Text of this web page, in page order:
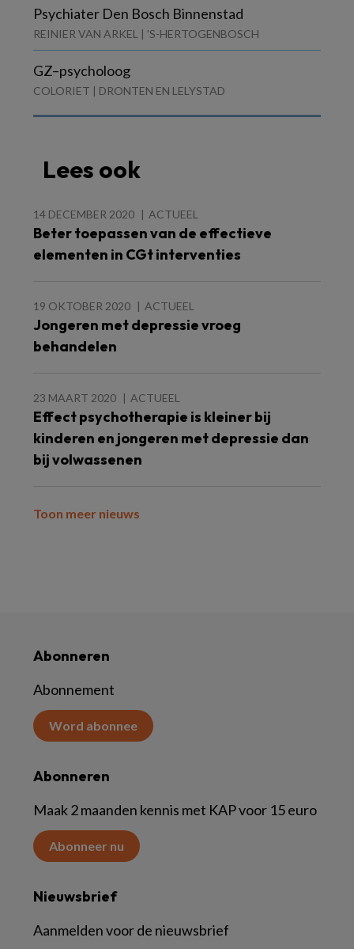
Psychiater Den Bosch Binnenstad
REINIER VAN ARKEL | 'S-HERTOGENBOSCH
GZ–psycholoog
COLORIET | DRONTEN EN LELYSTAD
Lees ook
14 DECEMBER 2020 ACTUEEL
Beter toepassen van de effectieve
elementen in CGt interventies
19 OKTOBER 2020 ACTUEEL
Jongeren met depressie vroeg
behandelen
23 MAART 2020 ACTUEEL
Effect psychotherapie is kleiner bij
kinderen en jongeren met depressie dan
bij volwassenen
Toon meer nieuws
Abonneren
Abonnement
Word abonnee
Abonneren
Maak 2 maanden kennis met KAP voor 15 euro
Abonneer nu
Nieuwsbrief
Aanmelden voor de nieuwsbrief